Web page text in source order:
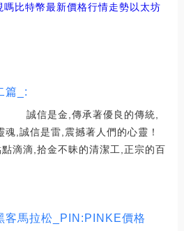
嗎比特幣最新價格行情走勢以太坊
篇_:
誠信是金,傳承著優良的傳統,
,誠信是雷,震撼著人們的心靈！
滴滴,拾金不昧的清潔工,正宗的百
客馬拉松_PIN:PINKE價格